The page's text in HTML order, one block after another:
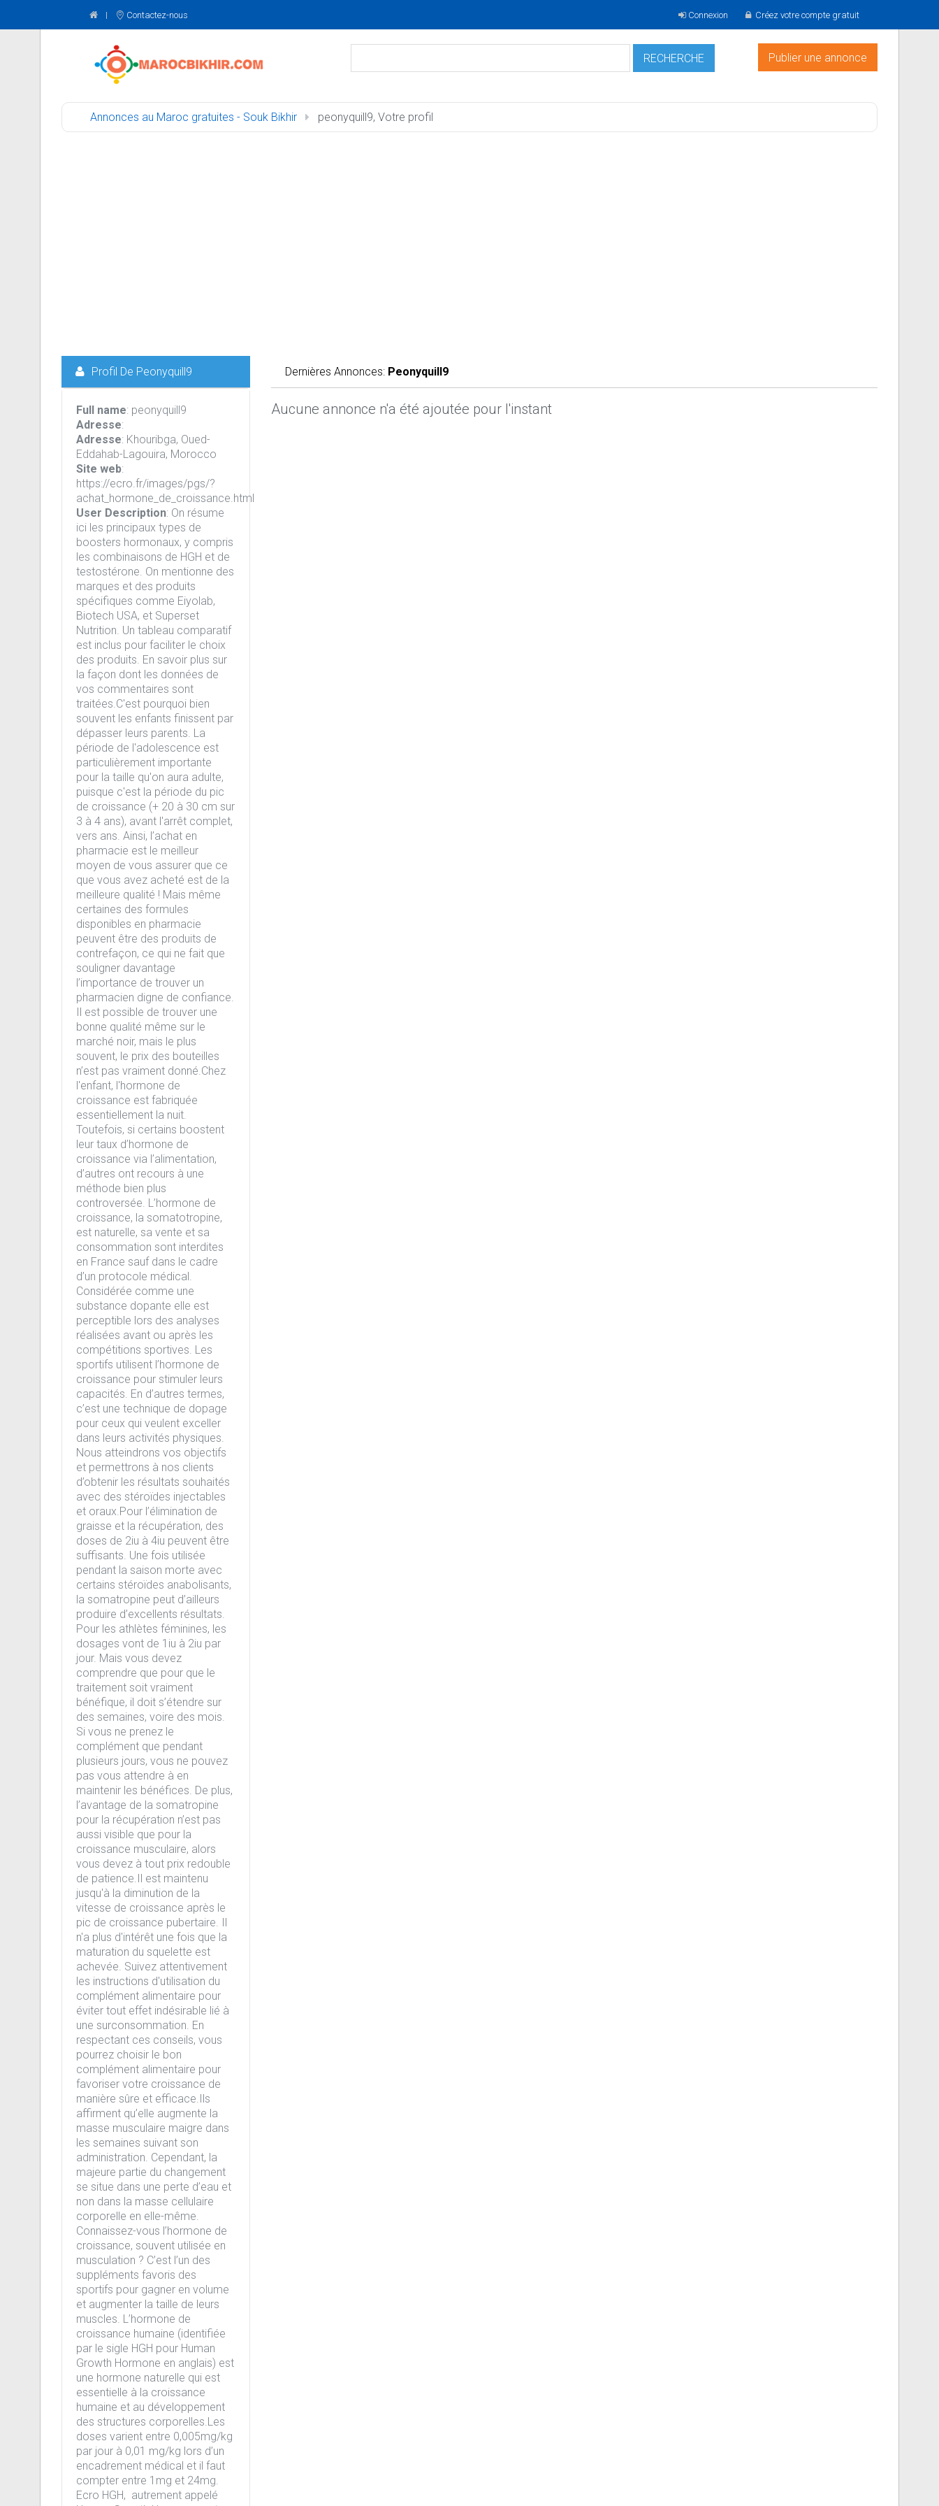
Contactez-nous Connexion Créez votre compte gratuit
Publier une annonce
Annonces au Maroc gratuites - Souk Bikhir peonyquill9, Votre profil
Dernières Annonces: Peonyquill9
Aucune annonce n'a été ajoutée pour l'instant
Profil De Peonyquill9
Full name: peonyquill9
Adresse:
Adresse: Khouribga, Oued-
Eddahab-Lagouira, Morocco
Site web:
https://ecro.fr/images/pgs/?
achat_hormone_de_croissance.html
User Description: On résume
ici les principaux types de
boosters hormonaux, y compris
les combinaisons de HGH et de
testostérone. On mentionne des
marques et des produits
spécifiques comme Eiyolab,
Biotech USA, et Superset
Nutrition. Un tableau comparatif
est inclus pour faciliter le choix
des produits. En savoir plus sur
la façon dont les données de
vos commentaires sont
traitées.C'est pourquoi bien
souvent les enfants finissent par
dépasser leurs parents. La
période de l'adolescence est
particulièrement importante
pour la taille qu'on aura adulte,
puisque c'est la période du pic
de croissance (+ 20 à 30 cm sur
3 à 4 ans), avant l'arrêt complet,
vers ans. Ainsi, l’achat en
pharmacie est le meilleur
moyen de vous assurer que ce
que vous avez acheté est de la
meilleure qualité ! Mais même
certaines des formules
disponibles en pharmacie
peuvent être des produits de
contrefaçon, ce qui ne fait que
souligner davantage
l’importance de trouver un
pharmacien digne de confiance.
Il est possible de trouver une
bonne qualité même sur le
marché noir, mais le plus
souvent, le prix des bouteilles
n’est pas vraiment donné.Chez
l'enfant, l'hormone de
croissance est fabriquée
essentiellement la nuit.
Toutefois, si certains boostent
leur taux d’hormone de
croissance via l’alimentation,
d’autres ont recours à une
méthode bien plus
controversée. L’hormone de
croissance, la somatotropine,
est naturelle, sa vente et sa
consommation sont interdites
en France sauf dans le cadre
d’un protocole médical.
Considérée comme une
substance dopante elle est
perceptible lors des analyses
réalisées avant ou après les
compétitions sportives. Les
sportifs utilisent l’hormone de
croissance pour stimuler leurs
capacités. En d’autres termes,
c’est une technique de dopage
pour ceux qui veulent exceller
dans leurs activités physiques.
Nous atteindrons vos objectifs
et permettrons à nos clients
d’obtenir les résultats souhaités
avec des stéroïdes injectables
et oraux.Pour l’élimination de
graisse et la récupération, des
doses de 2iu à 4iu peuvent être
suffisants. Une fois utilisée
pendant la saison morte avec
certains stéroïdes anabolisants,
la somatropine peut d’ailleurs
produire d’excellents résultats.
Pour les athlètes féminines, les
dosages vont de 1iu à 2iu par
jour. Mais vous devez
comprendre que pour que le
traitement soit vraiment
bénéfique, il doit s’étendre sur
des semaines, voire des mois.
Si vous ne prenez le
complément que pendant
plusieurs jours, vous ne pouvez
pas vous attendre à en
maintenir les bénéfices. De plus,
l’avantage de la somatropine
pour la récupération n’est pas
aussi visible que pour la
croissance musculaire, alors
vous devez à tout prix redouble
de patience.Il est maintenu
jusqu'à la diminution de la
vitesse de croissance après le
pic de croissance pubertaire. Il
n'a plus d'intérêt une fois que la
maturation du squelette est
achevée. Suivez attentivement
les instructions d'utilisation du
complément alimentaire pour
éviter tout effet indésirable lié à
une surconsommation. En
respectant ces conseils, vous
pourrez choisir le bon
complément alimentaire pour
favoriser votre croissance de
manière sûre et efficace.Ils
affirment qu’elle augmente la
masse musculaire maigre dans
les semaines suivant son
administration. Cependant, la
majeure partie du changement
se situe dans une perte d’eau et
non dans la masse cellulaire
corporelle en elle-même.
Connaissez-vous l’hormone de
croissance, souvent utilisée en
musculation ? C’est l’un des
suppléments favoris des
sportifs pour gagner en volume
et augmenter la taille de leurs
muscles. L’hormone de
croissance humaine (identifiée
par le sigle HGH pour Human
Growth Hormone en anglais) est
une hormone naturelle qui est
essentielle à la croissance
humaine et au développement
des structures corporelles.Les
doses varient entre 0,005mg/kg
par jour à 0,01 mg/kg lors d’un
encadrement médical et il faut
compter entre 1mg et 24mg.
Ecro HGH, autrement appelé